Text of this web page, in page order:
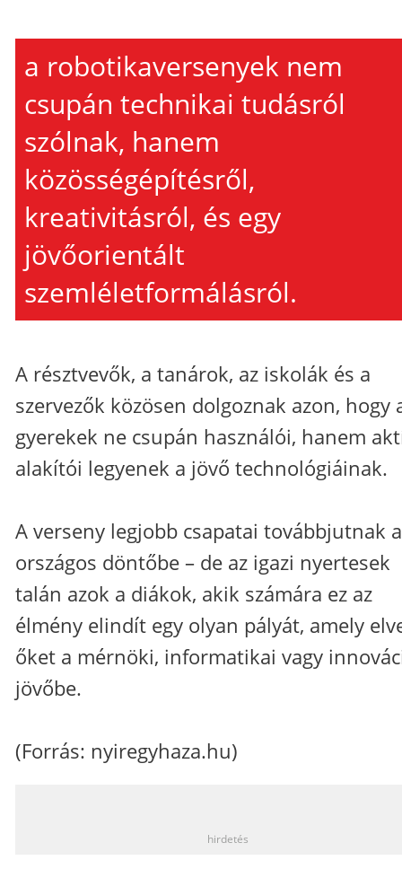
a robotikaversenyek nem
csupán technikai tudásról
szólnak, hanem
közösségépítésről,
kreativitásról, és egy
jövőorientált
szemléletformálásról.
A résztvevők, a tanárok, az iskolák és a
szervezők közösen dolgoznak azon, hogy
gyerekek ne csupán használói, hanem
alakítói legyenek a jövő technológiáinak.
A verseny legjobb csapatai továbbjutnak
országos döntőbe – de az igazi nyertesek
talán azok a diákok, akik számára ez az
élmény elindít egy olyan pályát, amely
őket a mérnöki, informatikai vagy
jövőbe.
(Forrás: nyiregyhaza.hu)
hirdetés